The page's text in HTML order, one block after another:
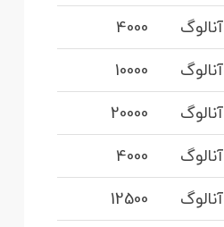
آنالوگ
4000
آنالوگ
10000
آنالوگ
20000
آنالوگ
4000
آنالوگ
12500